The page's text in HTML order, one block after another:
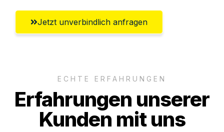
Jetzt unverbindlich anfragen
ECHTE ERFAHRUNGEN
Erfahrungen unserer
Kunden mit uns